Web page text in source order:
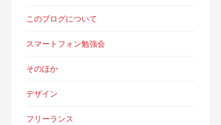
このブログについて
スマートフォン勉強会
そのほか
デザイン
フリーランス